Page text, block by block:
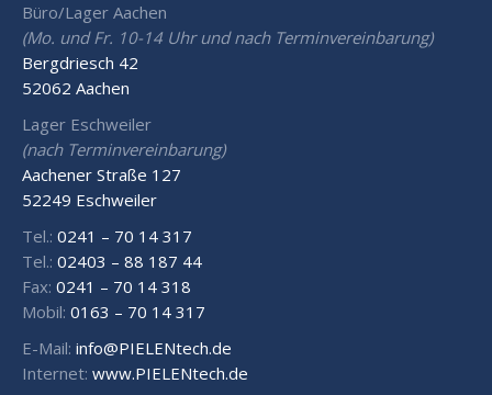
Büro/Lager Aachen
(Mo. und Fr. 10-14 Uhr und nach Terminvereinbarung)
Bergdriesch 42
52062 Aachen
Lager Eschweiler
(nach Terminvereinbarung)
Aachener Straße 127
52249 Eschweiler
Tel.: 0241 – 70 14 317
Tel.: 02403 – 88 187 44
Fax: 0241 – 70 14 318
Mobil: 0163 – 70 14 317
E-Mail: info@PIELENtech.de
Internet: www.PIELENtech.de